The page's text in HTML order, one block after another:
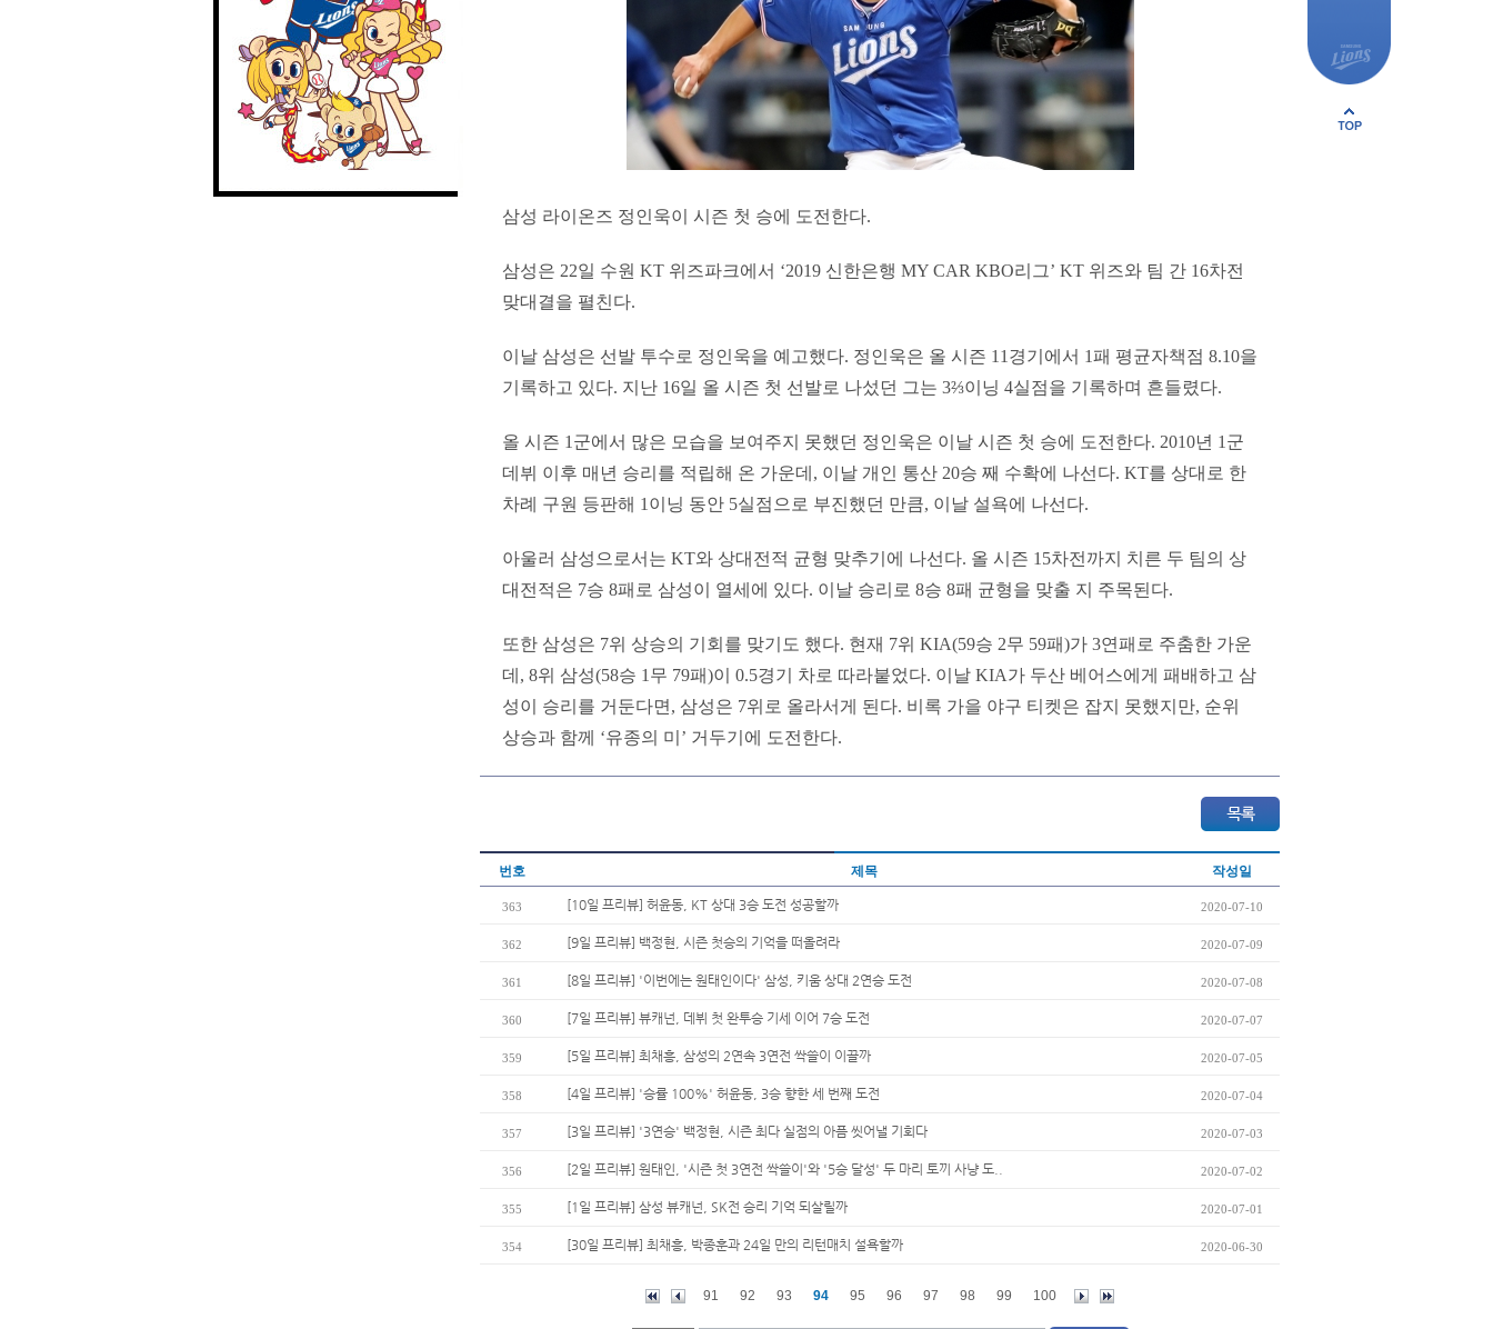
삼성 라이온즈 정인욱이 시즌 첫 승에 도전한다.
삼성은 22일 수원 KT 위즈파크에서 ‘2019 신한은행 MY CAR KBO리그’ KT 위즈와 팀 간 16차전
맞대결을 펼친다.
이날 삼성은 선발 투수로 정인욱을 예고했다. 정인욱은 올 시즌 11경기에서 1패 평균자책점 8.10을
기록하고 있다. 지난 16일 올 시즌 첫 선발로 나섰던 그는 3⅔이닝 4실점을 기록하며 흔들렸다.
올 시즌 1군에서 많은 모습을 보여주지 못했던 정인욱은 이날 시즌 첫 승에 도전한다. 2010년 1군
데뷔 이후 매년 승리를 적립해 온 가운데, 이날 개인 통산 20승 째 수확에 나선다. KT를 상대로 한
차례 구원 등판해 1이닝 동안 5실점으로 부진했던 만큼, 이날 설욕에 나선다.
아울러 삼성으로서는 KT와 상대전적 균형 맞추기에 나선다. 올 시즌 15차전까지 치른 두 팀의 상
대전적은 7승 8패로 삼성이 열세에 있다. 이날 승리로 8승 8패 균형을 맞출 지 주목된다.
또한 삼성은 7위 상승의 기회를 맞기도 했다. 현재 7위 KIA(59승 2무 59패)가 3연패로 주춤한 가운
데, 8위 삼성(58승 1무 79패)이 0.5경기 차로 따라붙었다. 이날 KIA가 두산 베어스에게 패배하고 삼
성이 승리를 거둔다면, 삼성은 7위로 올라서게 된다. 비록 가을 야구 티켓은 잡지 못했지만, 순위
상승과 함께 ‘유종의 미’ 거두기에 도전한다.
번호 제목 작성일
363 [10일 프리뷰] 허윤동, KT 상대 3승 도전 성공할까 2020-07-10
362 [9일 프리뷰] 백정현, 시즌 첫승의 기억을 떠올려라 2020-07-09
361 [8일 프리뷰] '이번에는 원태인이다' 삼성, 키움 상대 2연승 도전 2020-07-08
360 [7일 프리뷰] 뷰캐넌, 데뷔 첫 완투승 기세 이어 7승 도전 2020-07-07
359 [5일 프리뷰] 최채흥, 삼성의 2연속 3연전 싹쓸이 이끌까 2020-07-05
358 [4일 프리뷰] '승률 100%' 허윤동, 3승 향한 세 번째 도전 2020-07-04
357 [3일 프리뷰] '3연승' 백정현, 시즌 최다 실점의 아픔 씻어낼 기회다 2020-07-03
356 [2일 프리뷰] 원태인, '시즌 첫 3연전 싹쓸이'와 '5승 달성' 두 마리 토끼 사냥 도.. 2020-07-02
355 [1일 프리뷰] 삼성 뷰캐넌, SK전 승리 기억 되살릴까 2020-07-01
354 [30일 프리뷰] 최채흥, 박종훈과 24일 만의 리턴매치 설욕할까 2020-06-30
91 92 93 94 95 96 97 98 99 100